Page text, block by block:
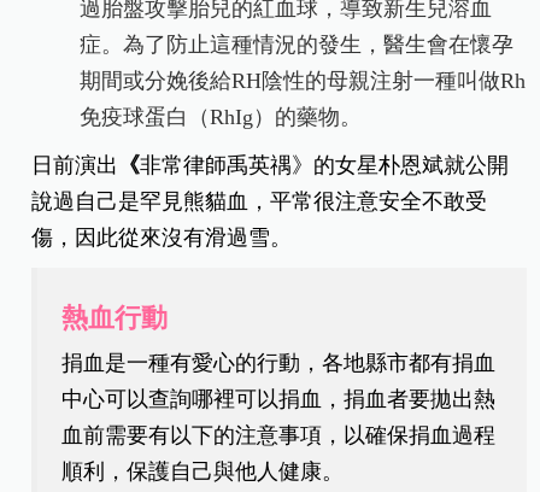
過胎盤攻擊胎兒的紅血球，導致新生兒溶血
症。為了防止這種情況的發生，醫生會在懷孕
期間或分娩後給RH陰性的母親注射一種叫做Rh
免疫球蛋白（RhIg）的藥物。
日前演出 《非常律師禹英禑》的女星朴恩斌就公開
說過自己是罕見熊貓血，平常很注意安全不敢受
傷，因此從來沒有滑過雪。
熱血行動
捐血是一種有愛心的行動，各地縣市都有捐血
中心可以查詢哪裡可以捐血，捐血者要拋出熱
血前需要有以下的注意事項，以確保捐血過程
順利，保護自己與他人健康。